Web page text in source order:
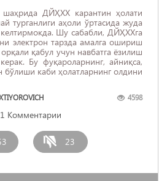
ДЙҲХХ карантин ҳолати
турганлиги аҳоли ўртасида жуда
Шу сабабли, ДЙҲХХга
электрон тарзда амалга ошириш
қабул учун навбатга ёзилиш
Бу фуқароларнинг, айниқса,
бўлиши каби ҳолатларнинг олдини
4598
1 Комментарии
23